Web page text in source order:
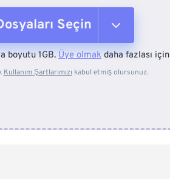
Seçin
Cihazdan
boyutu 1GB. Üye olmak daha fazlası için
Kullanım Şartlarımızı kabul etmiş olursunuz.